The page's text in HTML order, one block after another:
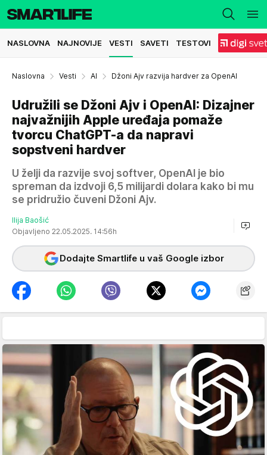
NASLOVNA NAJNOVIJE VESTI SAVETI TESTOVI
Naslovna Vesti AI Džoni Ajv razvija hardver za OpenAI
Udružili se Džoni Ajv i OpenAI: Dizajner
najvažnijih Apple uređaja pomaže
tvorcu ChatGPT-a da napravi
sopstveni hardver
U želji da razvije svoj softver, OpenAI je bio
spreman da izdvoji 6,5 milijardi dolara kako bi mu
se pridružio čuveni Džoni Ajv.
Ilija Baošić
Objavljeno 22.05.2025. 14:56h
Dodajte Smartlife u vaš Google izbor